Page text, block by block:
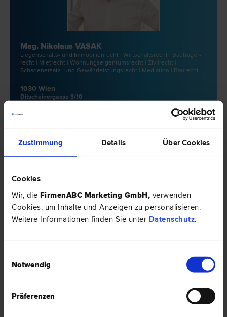
Zustimmung Details Über Cookies
Cookies
Wir, die FirmenABC Marketing GmbH, verwenden
Cookies, um Inhalte und Anzeigen zu personalisieren.
Weitere Informationen finden Sie unter Datenschutz.
Notwendig
Präferenzen
Mag. Nikolaus VASAK
Liegenschafts- und Immobilien­recht | Wirtschafts­recht | Bauträger­
recht | Miet­recht | Wohnungseigentums­recht | Zivil­recht |
Schadenersatz- und Gewährleistungs­recht | Mediation | Bau­recht
1030 Wien
Ditscheinergasse 3/10
10 Bewertungen
Miet­recht | Wohnungseigentums­recht | Erb­recht | Familien­recht |
Liegenschafts- und Immobilien­recht | Schadenersatz- und